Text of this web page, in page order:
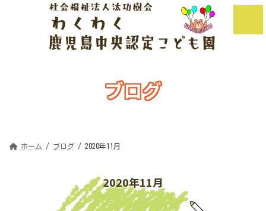
ブログ
ホーム ブログ 2020年11月
2020年11月